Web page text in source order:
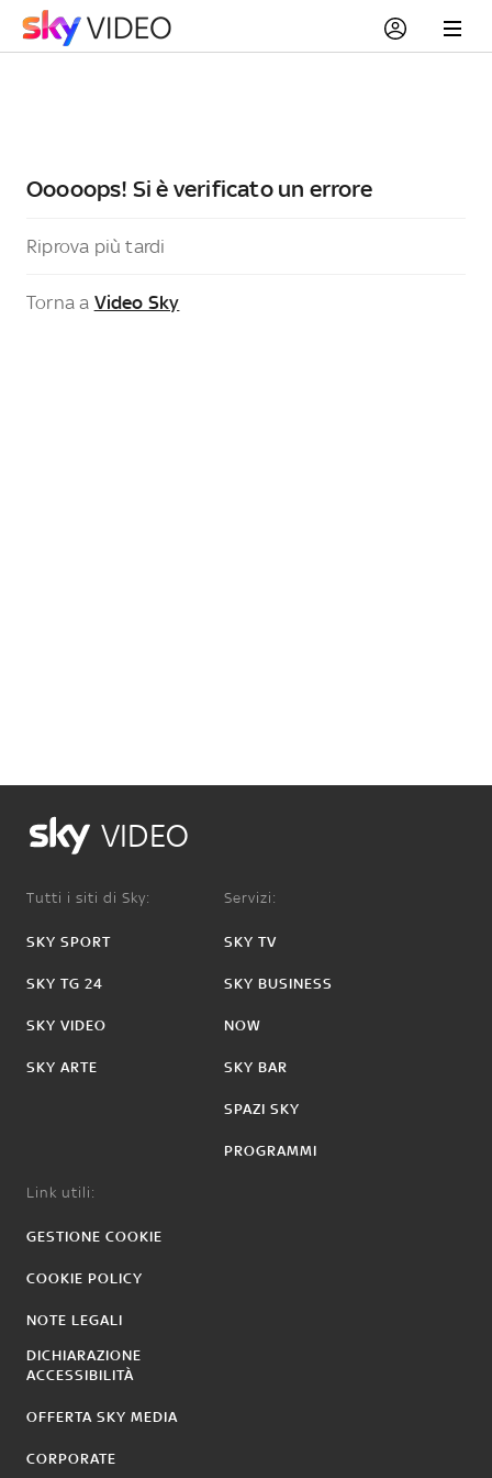
Ooooops! Si è verificato un errore
Riprova più tardi
Torna a Video Sky
VIDEO
Tutti i siti di Sky:
SKY SPORT
SKY TG 24
SKY VIDEO
SKY ARTE
Servizi:
SKY TV
SKY BUSINESS
NOW
SKY BAR
SPAZI SKY
PROGRAMMI
Link utili:
GESTIONE COOKIE
COOKIE POLICY
NOTE LEGALI
DICHIARAZIONE
ACCESSIBILITÀ
OFFERTA SKY MEDIA
CORPORATE